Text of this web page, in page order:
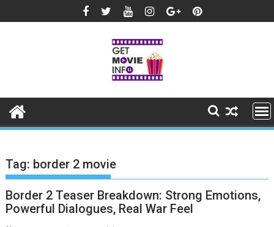
to
Tag: border 2 movie
Border 2 Teaser Breakdown: Strong Emotions,
Powerful Dialogues, Real War Feel